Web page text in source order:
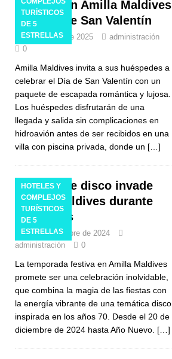
Especias
S
TURÍSTICOS
DE 5
ESTRELLAS
[ 9 de marzo
Ayada
presenta una
Pascua con
actividades
familiares y
de bienestar.
TURÍSTICOS
DE 5
ESTRELLAS
y el lujo en Amilla Maldives
este día de San Valentín
27 de enero de 2025
administración
0
Amilla Maldives invita a sus huéspedes a
celebrar el Día de San Valentín con un
paquete de escapada romántica y lujosa.
Los huéspedes disfrutarán de una
llegada y salida sin complicaciones en
hidroavión antes de ser recibidos en una
villa con piscina privada, donde un […]
HOTELES Y
COMPLEJOS
TURÍSTICOS
DE 5
ESTRELLAS
La fiebre disco invade
Amilla Maldives durante
las fiestas
24 de noviembre de 2024
administración
0
La temporada festiva en Amilla Maldives
promete ser una celebración inolvidable,
que combina la magia de las fiestas con
la energía vibrante de una temática disco
inspirada en los años 70. Desde el 20 de
diciembre de 2024 hasta Año Nuevo. […]